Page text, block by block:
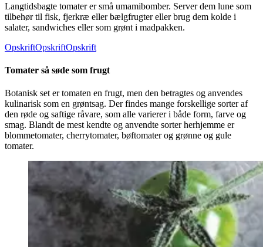
Langtidsbagte tomater er små umamibomber. Server dem lune som
tilbehør til fisk, fjerkræ eller bælgfrugter eller brug dem kolde i
salater, sandwiches eller som grønt i madpakken.
OpskriftOpskriftOpskrift
Tomater så søde som frugt
Botanisk set er tomaten en frugt, men den betragtes og anvendes
kulinarisk som en grøntsag. Der findes mange forskellige sorter af
den røde og saftige råvare, som alle varierer i både form, farve og
smag. Blandt de mest kendte og anvendte sorter herhjemme er
blommetomater, cherrytomater, bøftomater og grønne og gule
tomater.